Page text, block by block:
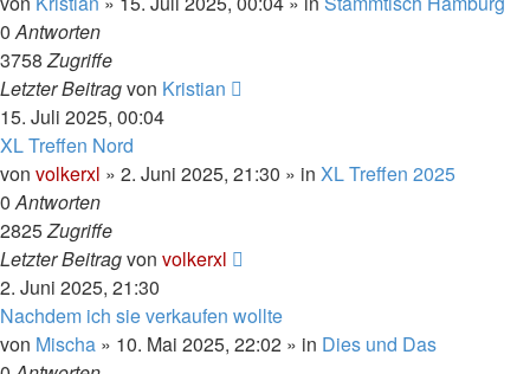
0Antworten
3758Zugriffe
Letzter Beitragvon Kristian
15. Juli 2025, 00:04
XL Treffen Nord
von volkerxl » 2. Juni 2025, 21:30 » in XL Treffen 2025
0Antworten
2825Zugriffe
Letzter Beitragvon volkerxl
2. Juni 2025, 21:30
Nachdem ich sie verkaufen wollte
von Mischa » 10. Mai 2025, 22:02 » in Dies und Das